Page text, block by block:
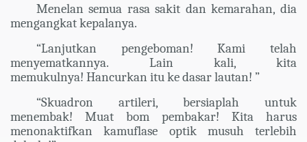
Menelan semua rasa sakit dan kemarahan, dia
mengangkat kepalanya.
“Lanjutkan pengeboman! Kami telah
menyematkannya. Lain kali, kita
memukulnya! Hancurkan itu ke dasar lautan! ”
“Skuadron artileri, bersiaplah untuk
menembak! Muat bom pembakar! Kita harus
menonaktifkan kamuflase optik musuh terlebih